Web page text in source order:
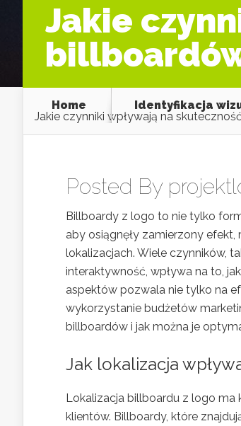
Jakie
Home
Identyfikacja
Jakie czynniki wpływają na
Posted By
Billboardy z logo to nie tylko
aby osiągnęły zamierzony
lokalizacjach. Wiele czynników,
interaktywność, wpływa na to,
aspektów pozwala nie tylko na
wykorzystanie budżetów
billboardów i jak można je
Jak lokalizacja
Lokalizacja billboardu z logo
klientów. Billboardy, które